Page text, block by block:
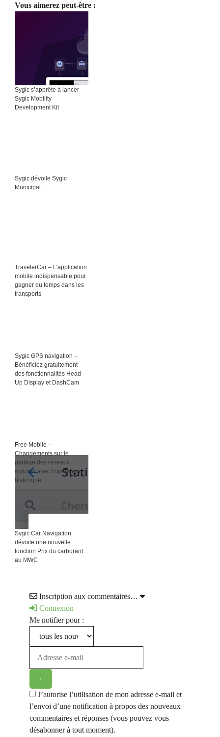
Vous aimerez peut-être :
Sygic s’apprête à lancer
Sygic Mobility
Development Kit
Sygic dévoile Sygic
Municipal
TravelerCar – L’application
mobile indispensable pour
gagner du temps dans les
transports
Sygic GPS navigation –
Bénéficiez gratuitement
des fonctionnalités Head-
Up Display et DashCam
Free Mobile –
Changements sur le
partage des réseaux
mobiles avec l’opérateur
historique
Sygic Car Navigation
dévoile une nouvelle
fonction Prix du carburant
au MWC
Inscription aux commentaires…
Connexion
Me notifier pour :
J’autorise l’utilisation de mon adresse e-mail et
l’envoi d’une notification à propos des nouveaux
commentaires et réponses (vous pouvez vous
désabonner à tout moment).